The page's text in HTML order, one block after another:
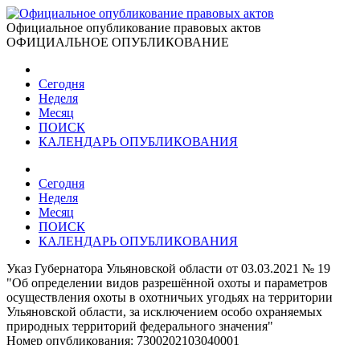
Официальное опубликование правовых актов
ОФИЦИАЛЬНОЕ ОПУБЛИКОВАНИЕ
Сегодня
Неделя
Месяц
ПОИСК
КАЛЕНДАРЬ ОПУБЛИКОВАНИЯ
Сегодня
Неделя
Месяц
ПОИСК
КАЛЕНДАРЬ ОПУБЛИКОВАНИЯ
Указ Губернатора Ульяновской области от 03.03.2021 № 19
"Об определении видов разрешённой охоты и параметров
осуществления охоты в охотничьих угодьях на территории
Ульяновской области, за исключением особо охраняемых
природных территорий федерального значения"
Номер опубликования: 7300202103040001